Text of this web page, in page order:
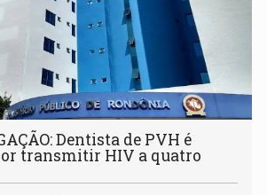
Dentista de PVH é
transmitir HIV a quatro